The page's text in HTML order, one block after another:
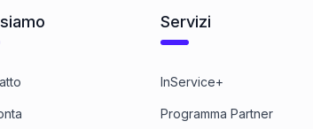
Servizi
InService+
Programma Partner